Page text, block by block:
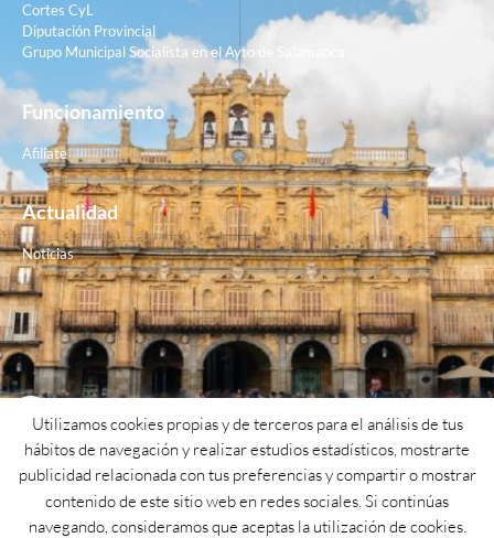
Cortes CyL
Diputación Provincial
Grupo Municipal Socialista en el Ayto de Salamanca
Funcionamiento
Afiliate
Actualidad
Noticias
Contacto
Teléfono: 923 26 62 25
Email: psoe@psoesalamanca.org
Utilizamos cookies propias y de terceros para el análisis de tus
hábitos de navegación y realizar estudios estadísticos, mostrarte
publicidad relacionada con tus preferencias y compartir o mostrar
contenido de este sitio web en redes sociales. Si continúas
navegando, consideramos que aceptas la utilización de cookies.